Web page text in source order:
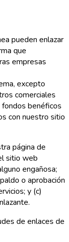
pueden enlazar
que
empresas
excepto
comerciales
benéficos
con nuestro sitio
página de
sitio web
engañosa;
o aprobación
y (c)
de enlaces de